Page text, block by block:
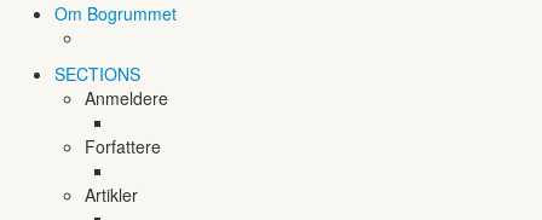
Om Bogrummet
SECTIONS
Anmeldere
Forfattere
Artikler